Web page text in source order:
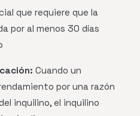
que requiere que la
por al menos 30 días
Cuando un
por una razón
inquilino, el inquilino